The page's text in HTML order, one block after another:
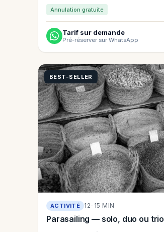
Annulation gratuite
Tarif sur demande
Pré-réserver sur WhatsApp
BEST-SELLER
ACTIVITÉ 12-15 MIN
Parasailing — solo, duo ou trio